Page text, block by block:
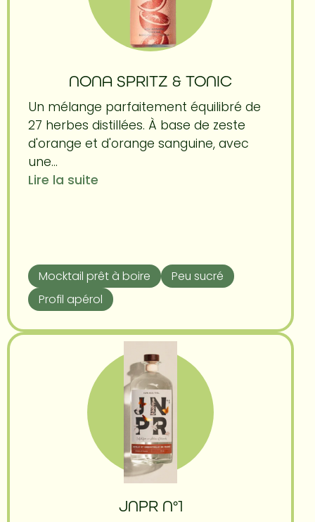
NONA SPRITZ & TONIC
Un mélange parfaitement équilibré de
27 herbes distillées. À base de zeste
d'orange et d'orange sanguine, avec
une...
Lire la suite
Mocktail prêt à boire
Peu sucré
Profil apérol
JNPR N°1